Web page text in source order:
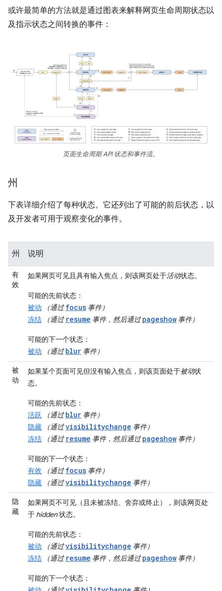
或许最简单的方法就是通过图表来解释网页生命周期状态以
及指示状态之间转换的事件：
页面生命周期 API 状态和事件流。
州
下表详细介绍了每种状态。它还列出了可能的前后状态，以
及开发者可用于观察变化的事件。
州 说明
有
效
如果网页可见且具有输入焦点，则该网页处于活动状态。
可能的先前状态 ：
被动
（通过focus 事件）
冻结
（通过 resume 事件，然后通过pageshow 事件）
可能的下一个状态 ：
被动
（通过blur 事件）
被
动
如果某个页面可见但没有输入焦点，则该页面处于被动状
态。
可能的先前状态 ：
活跃
（通过blur 事件）
隐藏
（通过visibilitychange 事件）
冻结
（通过 resume 事件，然后通过pageshow 事件）
可能的下一个状态 ：
有效
（通过focus 事件）
隐藏
（通过visibilitychange 事件）
隐
藏
如果网页不可见（且未被冻结、舍弃或终止），则该网页处
于 hidden状态。
可能的先前状态 ：
被动
（通过visibilitychange 事件）
冻结
（通过 resume 事件，然后通过pageshow 事件）
可能的下一个状态 ：